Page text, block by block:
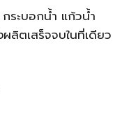
ระบอกน้ำ แก้วน้ำ
ตเสร็จจบในที่เดียว